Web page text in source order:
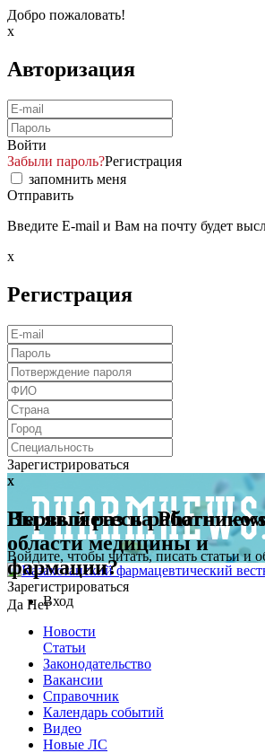
Добро пожаловать!
x
Авторизация
Войти
Забыли пароль?Регистрация
запомнить меня
Отправить
Введите E-mail и Вам на почту будет
x
Регистрация
Зарегистрироваться
x
Первый раз на
Войдите, чтобы читать, писать статьи и
Зарегистрироваться
x
Вы являетесь
области медицины и
фармации?
Да НетВход
Новости
Статьи
Законодательство
Вакансии
Справочник
Календарь событий
Видео
Новые ЛС